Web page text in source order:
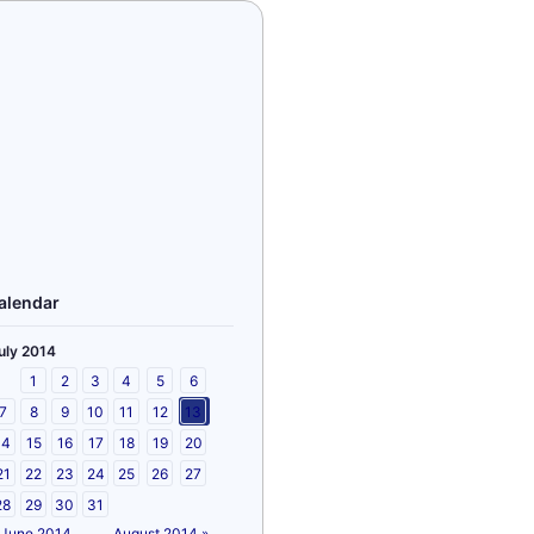
2014
1
2 3 4 5
6
7
8 9 10 11 12
13
15 16 17 18 19
20
22 23 24 25 26
27
29 30
31